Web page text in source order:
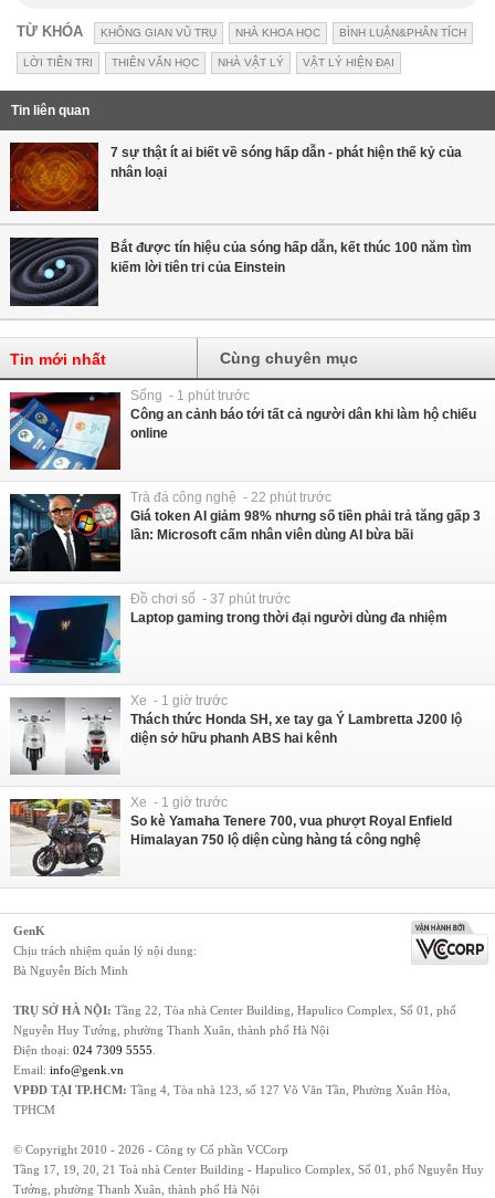
TỪ KHÓA KHÔNG GIAN VŨ TRỤ NHÀ KHOA HỌC BÌNH LUẬN&PHÂN TÍCH
LỜI TIÊN TRI THIÊN VĂN HỌC NHÀ VẬT LÝ VẬT LÝ HIỆN ĐẠI
Tin liên quan
7 sự thật ít ai biết về sóng hấp dẫn - phát hiện thế kỷ của
nhân loại
Bắt được tín hiệu của sóng hấp dẫn, kết thúc 100 năm tìm
kiếm lời tiên tri của Einstein
Tin mới nhất Cùng chuyên mục
Sống - 1 phút trước
Công an cảnh báo tới tất cả người dân khi làm hộ chiếu
online
Trà đá công nghệ - 22 phút trước
Giá token AI giảm 98% nhưng số tiền phải trả tăng gấp 3
lần: Microsoft cấm nhân viên dùng AI bừa bãi
Đồ chơi số - 37 phút trước
Laptop gaming trong thời đại người dùng đa nhiệm
Xe - 1 giờ trước
Thách thức Honda SH, xe tay ga Ý Lambretta J200 lộ
diện sở hữu phanh ABS hai kênh
Xe - 1 giờ trước
So kè Yamaha Tenere 700, vua phượt Royal Enfield
Himalayan 750 lộ diện cùng hàng tá công nghệ
GenK
Chịu trách nhiệm quản lý nội dung:
Bà Nguyễn Bích Minh
TRỤ SỞ HÀ NỘI: Tầng 22, Tòa nhà Center Building, Hapulico Complex, Số 01, phố
Nguyễn Huy Tưởng, phường Thanh Xuân, thành phố Hà Nội
Điện thoại: 024 7309 5555
Email: info@genk.vn
VPĐD TẠI TP.HCM: Tầng 4, Tòa nhà 123, số 127 Võ Văn Tần, Phường Xuân Hòa,
TPHCM
© Copyright 2010 - 2026 - Công ty Cổ phần VCCorp
Tầng 17, 19, 20, 21 Toà nhà Center Building - Hapulico Complex, Số 01, phố Nguyễn Huy
Tưởng, phường Thanh Xuân, thành phố Hà Nội